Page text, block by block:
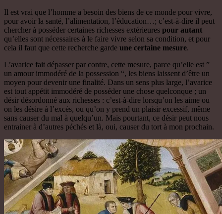
Il est vrai que l’homme a besoin des biens de ce monde pour vivre,
pour avoir la santé, l’alimentation, l’éducation…; c’est-à-dire il peut
chercher à posséder certaines richesses extérieures pour autant
qu’elles sont nécessaires à le faire vivre selon sa condition, et pour
cela il faut que cette recherche garde une certaine mesure.
L’avarice fait dépasser par contre, cette mesure, parce qu’elle est ”
un amour immodéré de la possession “, les biens laissent d’être un
moyen pour devenir une finalité. Dans un sens plus large, l’avarice
est tout appétit immodéré de posséder une chose quelconque ; un
désir désordonné aux richesses : c’est-à-dire lorsqu’on les aime ou
on les désire à l’excès, ou qu’on y prend un plaisir excessif, même
sans causer du mal à quelqu’un. Mais pourtant, ce désir peut nous
entrainer à d’autres péchés et là, oui, causer du tort à mon prochain.